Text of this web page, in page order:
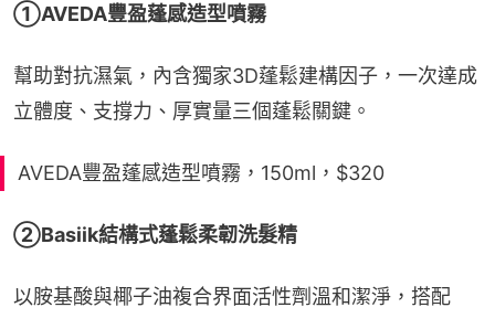
①AVEDA豐盈蓬感造型噴霧
幫助對抗濕氣，內含獨家3D蓬鬆建構因子，一次達成
立體度、支撐力、厚實量三個蓬鬆關鍵。
AVEDA豐盈蓬感造型噴霧，150ml，$320
②Basiik結構式蓬鬆柔韌洗髮精
以胺基酸與椰子油複合界面活性劑溫和潔淨，搭配